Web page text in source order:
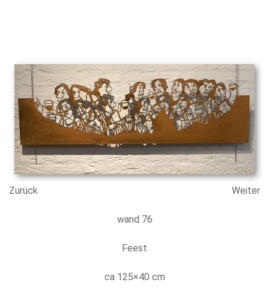
Zurück Weiter
wand 76
Feest
ca 125×40 cm